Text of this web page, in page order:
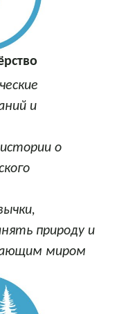
и
о
природу и
миром